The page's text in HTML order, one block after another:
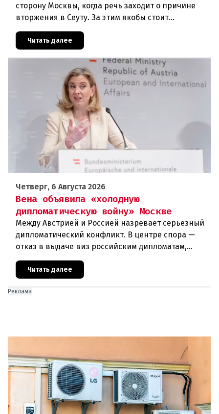
сторону Москвы, когда речь заходит о причине
вторжения в Сеуту. За этим якобы стоит
дней около 72 000 человек п
Читать далее
Четверг, 6 Августа 2026
Вена объявила «холодную
дипломатическую войну» Москве
Между Австрией и Россией назревает серьезный
дипломатический конфликт. В центре спора —
отказ в выдаче виз российским дипломатам,
международных организаций, которые
Читать далее
Реклама